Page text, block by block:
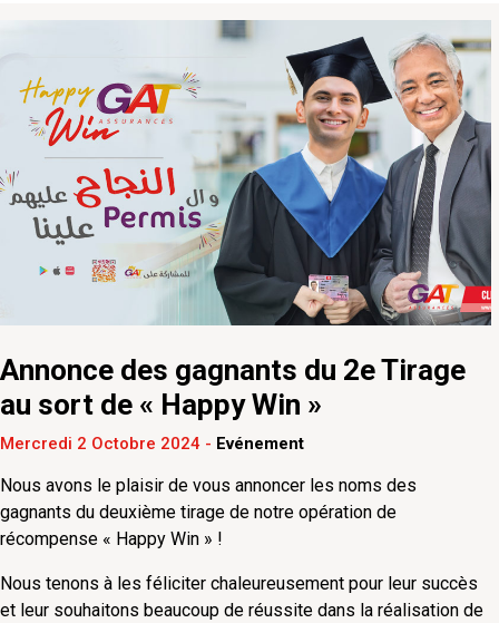
Annonce des gagnants du 2e Tirage
au sort de « Happy Win »
Mercredi 2 Octobre 2024 - Evénement
Nous avons le plaisir de vous annoncer les noms des
gagnants du deuxième tirage de notre opération de
récompense « Happy Win » !
Nous tenons à les féliciter chaleureusement pour leur succès
et leur souhaitons beaucoup de réussite dans la réalisation de